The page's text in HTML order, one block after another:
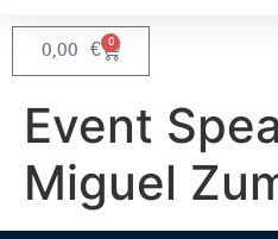
0,00 € 0
Event
Miguel